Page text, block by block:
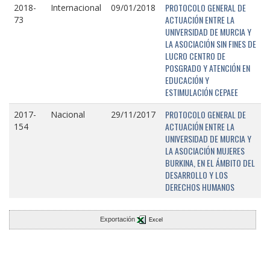
2018-
73
Internacional 09/01/2018
PROTOCOLO GENERAL DE
ACTUACIÓN ENTRE LA
UNIVERSIDAD DE MURCIA Y
LA ASOCIACIÓN SIN FINES DE
LUCRO CENTRO DE
POSGRADO Y ATENCIÓN EN
EDUCACIÓN Y
ESTIMULACIÓN CEPAEE
2017-
154
Nacional 29/11/2017
PROTOCOLO GENERAL DE
ACTUACIÓN ENTRE LA
UNIVERSIDAD DE MURCIA Y
LA ASOCIACIÓN MUJERES
BURKINA, EN EL ÁMBITO DEL
DESARROLLO Y LOS
DERECHOS HUMANOS
Exportación Excel